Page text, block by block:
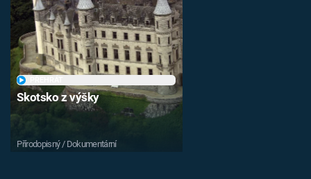
Skotsko z výšky
Přírodopisný / Dokumentární